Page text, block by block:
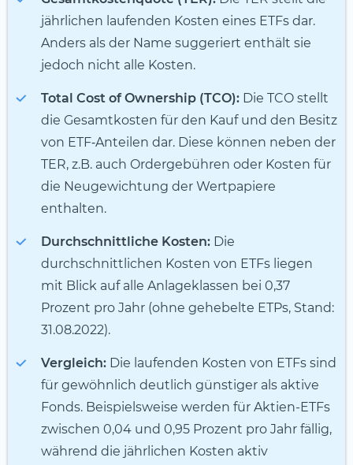
jährlichen laufenden Kosten eines ETFs dar.
Anders als der Name suggeriert enthält sie
jedoch nicht alle Kosten.
Total Cost of Ownership (TCO): Die TCO stellt
die Gesamtkosten für den Kauf und den Besitz
von ETF‑Anteilen dar. Diese können neben der
TER, z.B. auch Ordergebühren oder Kosten für
die Neugewichtung der Wertpapiere
enthalten.
Durchschnittliche Kosten: Die
durchschnittlichen Kosten von ETFs liegen
mit Blick auf alle Anlageklassen bei 0,37
Prozent pro Jahr (ohne gehebelte ETPs, Stand:
31.08.2022).
Vergleich: Die laufenden Kosten von ETFs sind
für gewöhnlich deutlich günstiger als aktive
Fonds. Beispielsweise werden für Aktien-ETFs
zwischen 0,04 und 0,95 Prozent pro Jahr fällig,
während die jährlichen Kosten aktiv